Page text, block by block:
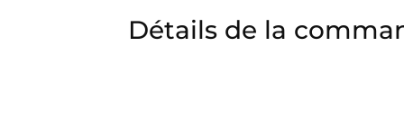
Détails de la